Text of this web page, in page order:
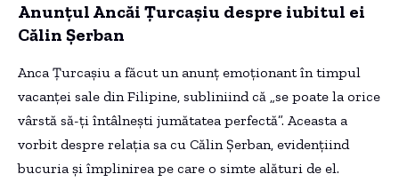
Anunțul Ancăi Țurcașiu despre iubitul ei
Călin Șerban
Anca Țurcașiu a făcut un anunț emoționant în timpul
vacanței sale din Filipine, subliniind că „se poate la orice
vârstă să-ți întâlnești jumătatea perfectă”. Aceasta a
vorbit despre relația sa cu Călin Șerban, evidențiind
bucuria și împlinirea pe care o simte alături de el.